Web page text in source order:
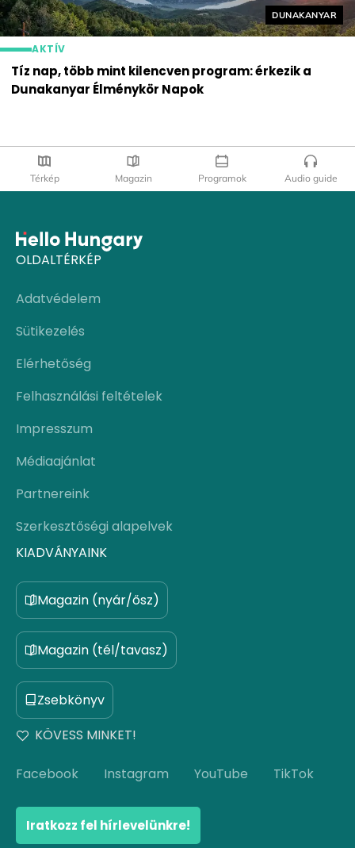
Helyszín
DUNAKANYAR
AKTÍV
Tíz nap, több mint kilencven program: érkezik a
Dunakanyar Élménykör Napok
Térkép Magazin Programok Audio guide
OLDALTÉRKÉP
Adatvédelem
Sütikezelés
Elérhetőség
Felhasználási feltételek
Impresszum
Médiaajánlat
Partnereink
Szerkesztőségi alapelvek
KIADVÁNYAINK
Magazin (nyár/ősz)
Magazin (tél/tavasz)
Zsebkönyv
KÖVESS MINKET!
Facebook Instagram YouTube TikTok
Iratkozz fel hírlevelünkre!